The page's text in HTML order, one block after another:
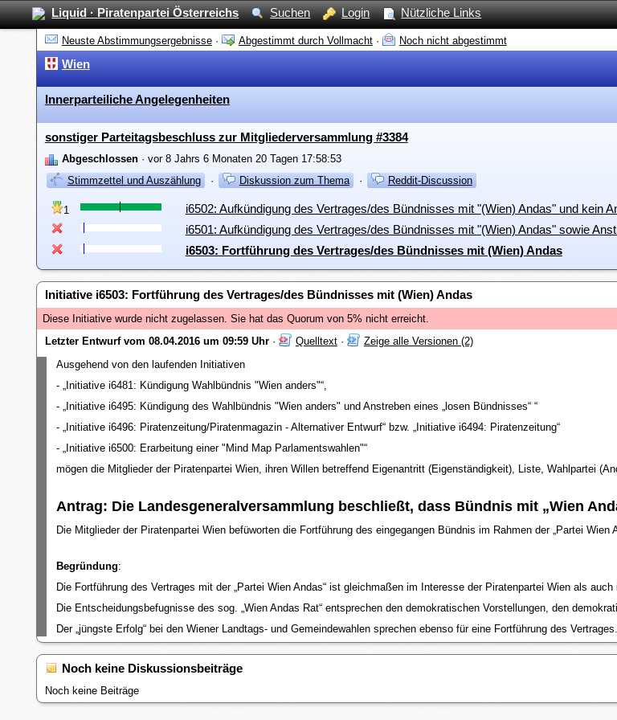
Liquid · Piratenpartei Österreichs Suchen Login Nützliche Links
Neuste Abstimmungsergebnisse· Abgestimmt durch Vollmacht· Noch nicht abgestimmt
Wien
Innerparteiliche Angelegenheiten
sonstiger Parteitagsbeschluss zur Mitgliederversammlung #3384
Abgeschlossen· vor 8 Jahrs 6 Monaten 20 Tagen 17:58:53
Stimmzettel und Auszählung
· Diskussion zum Thema · Reddit-Discussion
1
i6502: Aufkündigung des Vertrages/des Bündnisses mit "(Wien) Andas" und kein
i6501: Aufkündigung des Vertrages/des Bündnisses mit "(Wien) Andas" sowie
i6503: Fortführung des Vertrages/des Bündnisses mit (Wien) Andas
Initiative i6503: Fortführung des Vertrages/des Bündnisses mit (Wien) Andas
Diese Initiative wurde nicht zugelassen. Sie hat das Quorum von 5% nicht erreicht.
Letzter Entwurf vom 08.04.2016 um 09:59 Uhr· Quelltext·
Zeige alle Versionen (2)
Ausgehend von den laufenden Initiativen
- „Initiative i6481: Kündigung Wahlbündnis "Wien anders"“,
- „Initiative i6495: Kündigung des Wahlbündnis "Wien anders" und Anstreben eines „losen Bündnisses“ “
- „Initiative i6496: Piratenzeitung/Piratenmagazin - Alternativer Entwurf“ bzw. „Initiative i6494: Piratenzeitung“
- „Initiative i6500: Erarbeitung einer "Mind Map Parlamentswahlen"“
mögen die Mitglieder der Piratenpartei Wien, ihren Willen betreffend Eigenantritt (Eigenständigkeit), Liste, Wahlpartei
Antrag: Die Landesgeneralversammlung beschließt, dass Bündnis mit „Wien
Die Mitglieder der Piratenpartei Wien befüworten die Fortführung des eingegangen Bündnis im Rahmen der „Partei Wien
Begründung:
Die Fortführung des Vertrages mit der „Partei Wien Andas“ ist gleichmaßen im Interesse der Piratenpartei Wien als
Die Entscheidungsbefugnisse des sog. „Wien Andas Rat“ entsprechen den demokratischen Vorstellungen, den
Der „jüngste Erfolg“ bei den Wiener Landtags- und Gemeindewahlen sprechen ebenso für eine Fortführung des Vertrages.
Noch keine Diskussionsbeiträge
Noch keine Beiträge